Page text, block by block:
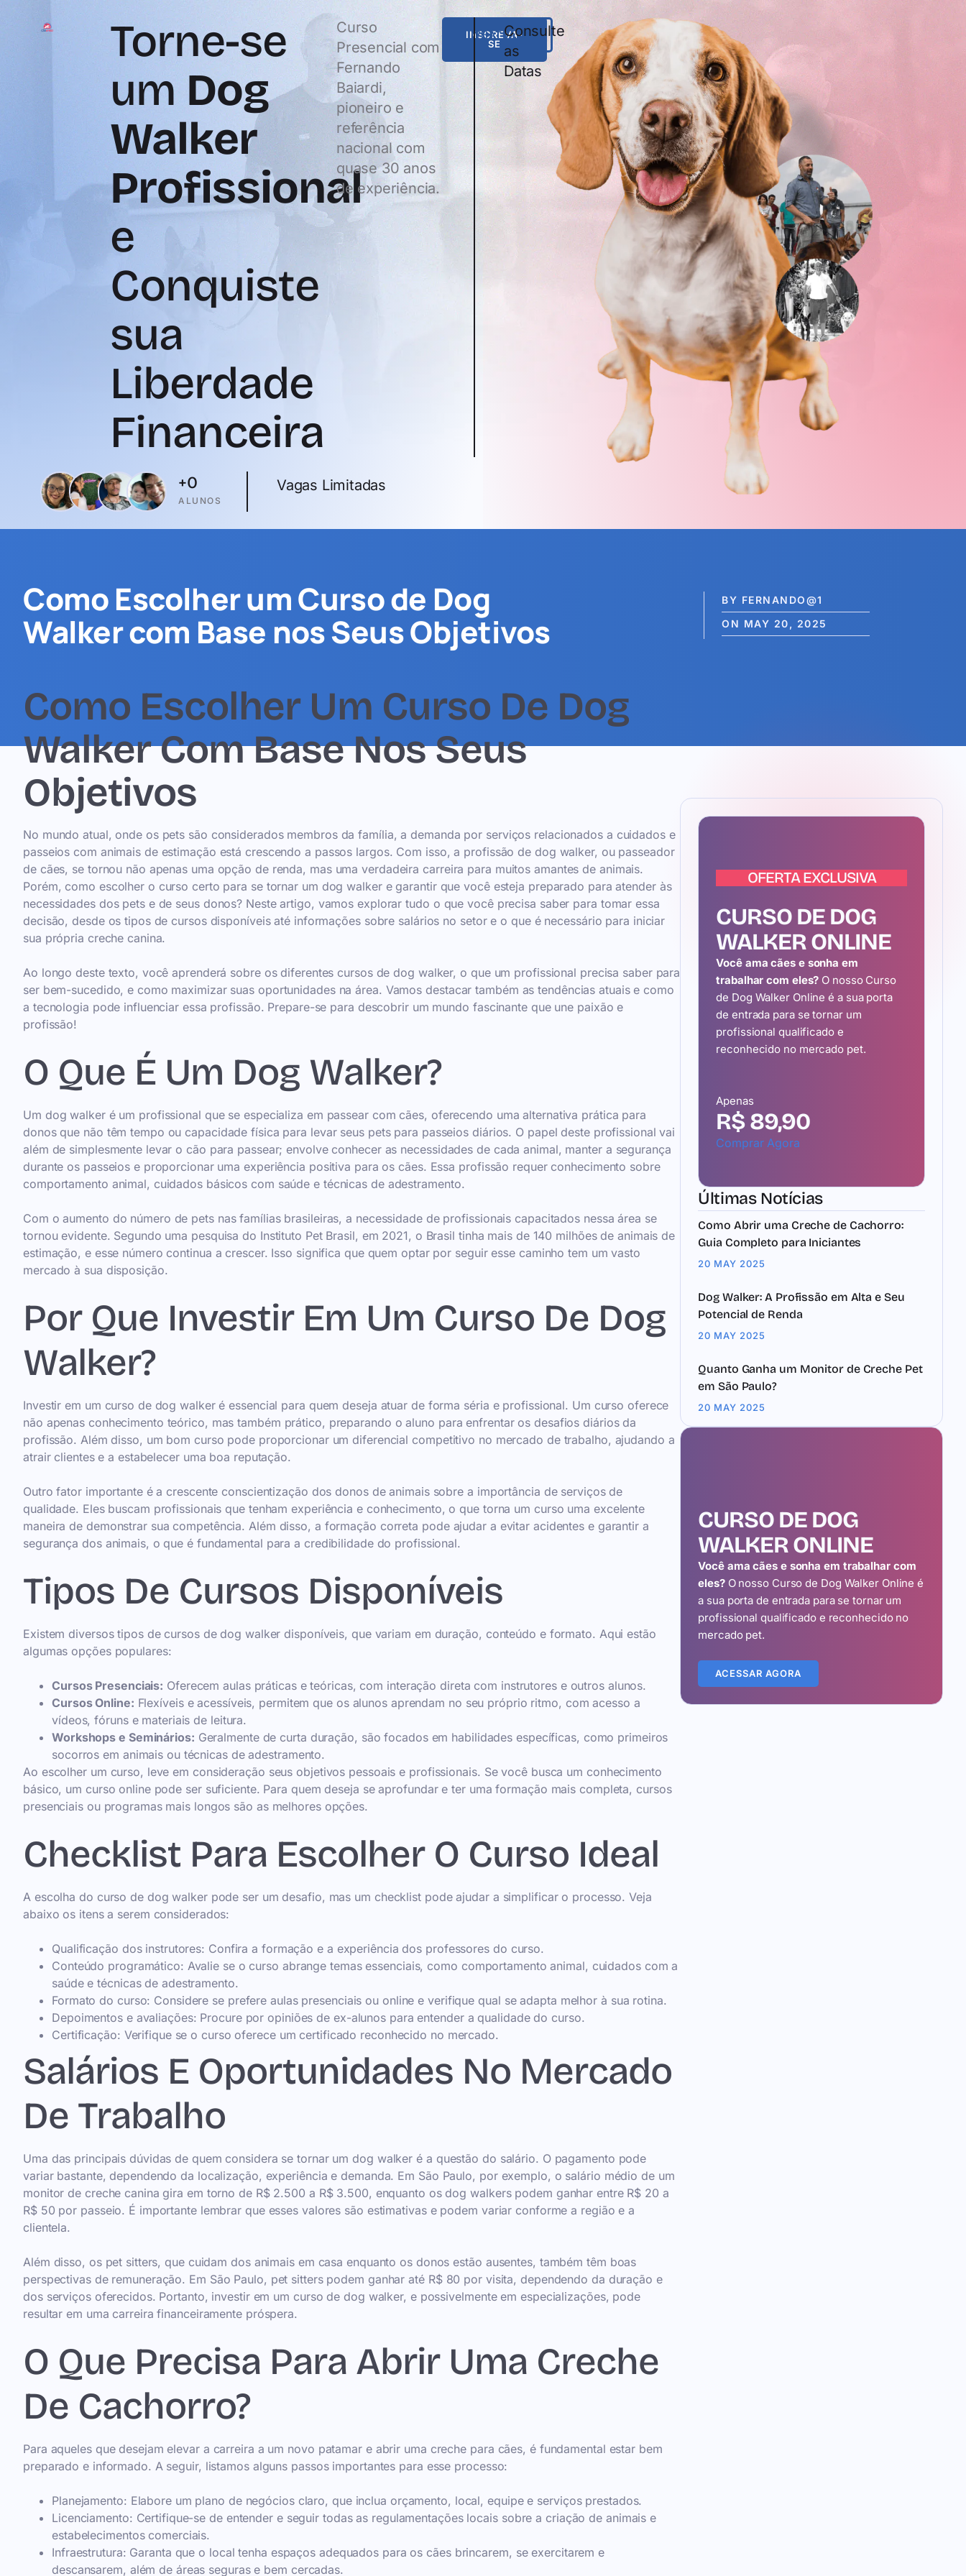
Torne-se
um Dog
Walker
Profissional
e
Conquiste
sua
Liberdade
Financeira
Curso
Presencial com
Fernando
Baiardi,
pioneiro e
referência
nacional com
quase 30 anos
de experiência.
INSCREVA-
SE
WHATSAPPConsulte
as
Datas
ALUNOS
+0 Vagas Limitadas
Como Escolher um Curso de Dog
Walker com Base nos Seus Objetivos
BY FERNANDO@1
ON MAY 20, 2025
Como Escolher Um Curso De Dog
Walker Com Base Nos Seus
Objetivos
No mundo atual, onde os pets são considerados membros da família, a demanda por serviços relacionados a cuidados e
passeios com animais de estimação está crescendo a passos largos. Com isso, a profissão de dog walker, ou passeador
de cães, se tornou não apenas uma opção de renda, mas uma verdadeira carreira para muitos amantes de animais.
Porém, como escolher o curso certo para se tornar um dog walker e garantir que você esteja preparado para atender às
necessidades dos pets e de seus donos? Neste artigo, vamos explorar tudo o que você precisa saber para tomar essa
decisão, desde os tipos de cursos disponíveis até informações sobre salários no setor e o que é necessário para iniciar
sua própria creche canina.
Ao longo deste texto, você aprenderá sobre os diferentes cursos de dog walker, o que um profissional precisa saber para
ser bem-sucedido, e como maximizar suas oportunidades na área. Vamos destacar também as tendências atuais e como
a tecnologia pode influenciar essa profissão. Prepare-se para descobrir um mundo fascinante que une paixão e
profissão!
O Que É Um Dog Walker?
Um dog walker é um profissional que se especializa em passear com cães, oferecendo uma alternativa prática para
donos que não têm tempo ou capacidade física para levar seus pets para passeios diários. O papel deste profissional vai
além de simplesmente levar o cão para passear; envolve conhecer as necessidades de cada animal, manter a segurança
durante os passeios e proporcionar uma experiência positiva para os cães. Essa profissão requer conhecimento sobre
comportamento animal, cuidados básicos com saúde e técnicas de adestramento.
Com o aumento do número de pets nas famílias brasileiras, a necessidade de profissionais capacitados nessa área se
tornou evidente. Segundo uma pesquisa do Instituto Pet Brasil, em 2021, o Brasil tinha mais de 140 milhões de animais de
estimação, e esse número continua a crescer. Isso significa que quem optar por seguir esse caminho tem um vasto
mercado à sua disposição.
Por Que Investir Em Um Curso De Dog
Walker?
Investir em um curso de dog walker é essencial para quem deseja atuar de forma séria e profissional. Um curso oferece
não apenas conhecimento teórico, mas também prático, preparando o aluno para enfrentar os desafios diários da
profissão. Além disso, um bom curso pode proporcionar um diferencial competitivo no mercado de trabalho, ajudando a
atrair clientes e a estabelecer uma boa reputação.
Outro fator importante é a crescente conscientização dos donos de animais sobre a importância de serviços de
qualidade. Eles buscam profissionais que tenham experiência e conhecimento, o que torna um curso uma excelente
maneira de demonstrar sua competência. Além disso, a formação correta pode ajudar a evitar acidentes e garantir a
segurança dos animais, o que é fundamental para a credibilidade do profissional.
Tipos De Cursos Disponíveis
Existem diversos tipos de cursos de dog walker disponíveis, que variam em duração, conteúdo e formato. Aqui estão
algumas opções populares:
Cursos Presenciais: Oferecem aulas práticas e teóricas, com interação direta com instrutores e outros alunos.
Cursos Online: Flexíveis e acessíveis, permitem que os alunos aprendam no seu próprio ritmo, com acesso a
vídeos, fóruns e materiais de leitura.
Workshops e Seminários: Geralmente de curta duração, são focados em habilidades específicas, como primeiros
socorros em animais ou técnicas de adestramento.
Ao escolher um curso, leve em consideração seus objetivos pessoais e profissionais. Se você busca um conhecimento
básico, um curso online pode ser suficiente. Para quem deseja se aprofundar e ter uma formação mais completa, cursos
presenciais ou programas mais longos são as melhores opções.
Checklist Para Escolher O Curso Ideal
A escolha do curso de dog walker pode ser um desafio, mas um checklist pode ajudar a simplificar o processo. Veja
abaixo os itens a serem considerados:
Qualificação dos instrutores: Confira a formação e a experiência dos professores do curso.
Conteúdo programático: Avalie se o curso abrange temas essenciais, como comportamento animal, cuidados com a
saúde e técnicas de adestramento.
Formato do curso: Considere se prefere aulas presenciais ou online e verifique qual se adapta melhor à sua rotina.
Depoimentos e avaliações: Procure por opiniões de ex-alunos para entender a qualidade do curso.
Certificação: Verifique se o curso oferece um certificado reconhecido no mercado.
Salários E Oportunidades No Mercado
De Trabalho
Uma das principais dúvidas de quem considera se tornar um dog walker é a questão do salário. O pagamento pode
variar bastante, dependendo da localização, experiência e demanda. Em São Paulo, por exemplo, o salário médio de um
monitor de creche canina gira em torno de R$ 2.500 a R$ 3.500, enquanto os dog walkers podem ganhar entre R$ 20 a
R$ 50 por passeio. É importante lembrar que esses valores são estimativas e podem variar conforme a região e a
clientela.
Além disso, os pet sitters, que cuidam dos animais em casa enquanto os donos estão ausentes, também têm boas
perspectivas de remuneração. Em São Paulo, pet sitters podem ganhar até R$ 80 por visita, dependendo da duração e
dos serviços oferecidos. Portanto, investir em um curso de dog walker, e possivelmente em especializações, pode
resultar em uma carreira financeiramente próspera.
O Que Precisa Para Abrir Uma Creche
De Cachorro?
Para aqueles que desejam elevar a carreira a um novo patamar e abrir uma creche para cães, é fundamental estar bem
preparado e informado. A seguir, listamos alguns passos importantes para esse processo:
Planejamento: Elabore um plano de negócios claro, que inclua orçamento, local, equipe e serviços prestados.
Licenciamento: Certifique-se de entender e seguir todas as regulamentações locais sobre a criação de animais e
estabelecimentos comerciais.
Infraestrutura: Garanta que o local tenha espaços adequados para os cães brincarem, se exercitarem e
descansarem, além de áreas seguras e bem cercadas.
OFERTA EXCLUSIVA
CURSO DE DOG
WALKER ONLINE
Você ama cães e sonha em
trabalhar com eles? O nosso Curso
de Dog Walker Online é a sua porta
de entrada para se tornar um
profissional qualificado e
reconhecido no mercado pet.
Apenas
R$ 89,90
Comprar Agora
Últimas Notícias
Como Abrir uma Creche de Cachorro:
Guia Completo para Iniciantes
20 MAY 2025
Dog Walker: A Profissão em Alta e Seu
Potencial de Renda
20 MAY 2025
Quanto Ganha um Monitor de Creche Pet
em São Paulo?
20 MAY 2025
CURSO DE DOG
WALKER ONLINE
Você ama cães e sonha em trabalhar com
eles?O nosso Curso de Dog Walker Online é
a sua porta de entrada para se tornar um
profissional qualificado e reconhecido no
mercado pet.
ACESSAR AGORA